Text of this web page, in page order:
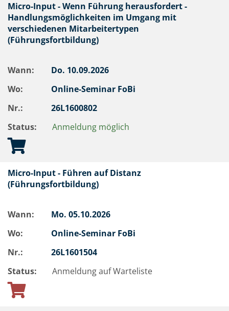
Micro-Input - Wenn Führung herausfordert -
Handlungsmöglichkeiten im Umgang mit
verschiedenen Mitarbeitertypen
(Führungsfortbildung)
Wann: Do. 10.09.2026
Wo:
Online-Seminar FoBi
Nr.:
26L1600802
Status:
Anmeldung möglich
Micro-Input - Führen auf Distanz
(Führungsfortbildung)
Wann: Mo. 05.10.2026
Wo:
Online-Seminar FoBi
Nr.:
26L1601504
Status:
Anmeldung auf Warteliste